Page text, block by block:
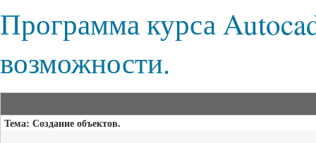
Программа курса
возможности.
Тема: Создание объектов.